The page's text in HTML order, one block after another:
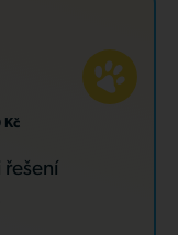
Kč